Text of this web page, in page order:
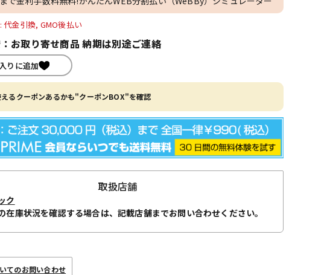
代金引換, GMO後払い
お取り寄せ商品 納期は別途ご連絡
りに追加
るクーポンあるかも"クーポンBOX"を確認
取扱店舗
ク
在庫状況を確認する場合は、記載店舗までお問い合わせください。
てのお問い合わせ